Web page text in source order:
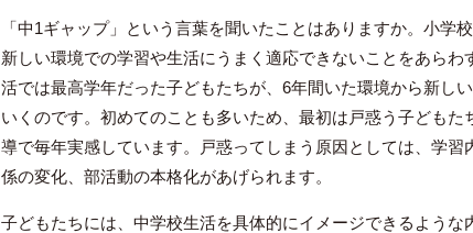
「中1ギャップ」という言葉を聞いたことはありますか。小学
新しい環境での学習や生活にうまく適応できないことをあらわ
活では最高学年だった子どもたちが、6年間いた環境から新し
いくのです。初めてのことも多いため、最初は戸惑う子どもた
導で毎年実感しています。戸惑ってしまう原因としては、学習
係の変化、部活動の本格化があげられます。
子どもたちには、中学校生活を具体的にイメージできるような